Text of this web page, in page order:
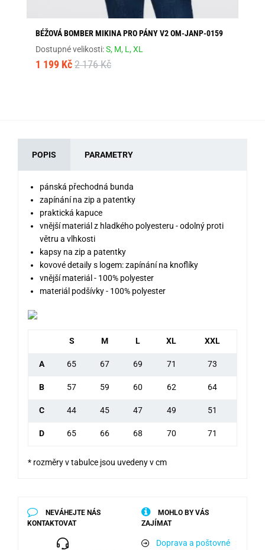
BÉŽOVÁ BOMBER MIKINA PRO PÁNY V2 OM-JANP-0159
Dostupné velikosti:S, M, L,XL
1 199 Kč 2 176 Kč
POPIS PARAMETRY
pánská přechodná bunda
zapínání na zip a patentky
praktická kapuce
vnější materiál z hladkého polyesteru - odolný proti
větru a vlhkosti
kapsy na zip a patentky
kovové detaily s logem: zapínání na knoflíky
vnější materiál - 100% polyester
materiál podšívky - 100% polyester
S M L XL XXL
A 65 67 69 71 73
B 57 59 60 62 64
C 44 45 47 49 51
D 65 66 68 70 71
* rozměry v tabulce jsou uvedeny v cm
NEVÁHEJTE NÁS
KONTAKTOVAT
MOHLO BY VÁS
ZAJÍMAT
Doprava a poštovné